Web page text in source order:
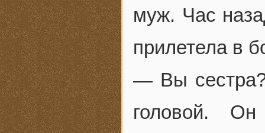
муж. Час
прилетела в
— Вы
головой.